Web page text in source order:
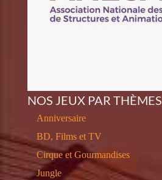
NOS JEUX PAR THÈMES
Anniversaire
BD, Films et TV
Cirque et Gourmandises
Jungle